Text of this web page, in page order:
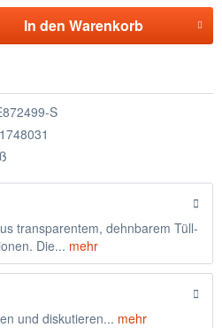
In den Warenkorb
S
transparentem, dehnbarem Tüll-
Die... mehr
und diskutieren... mehr